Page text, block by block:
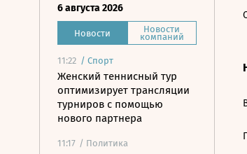
6 августа 2026
Новости Новости
компаний
11:22 / Спорт
Женский теннисный тур
оптимизирует трансляции
турниров с помощью
нового партнера
11:17 / Политика